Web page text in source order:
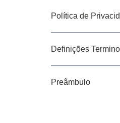
Política de
Definições
Preâmbulo